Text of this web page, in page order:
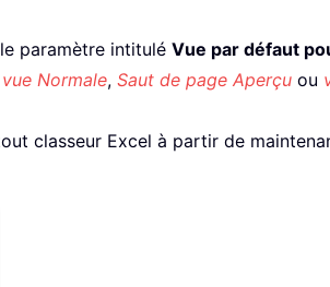
paramètre intitulé Vue par défaut
vue Normale, Saut de page Aperçu ou
classeur Excel à partir de